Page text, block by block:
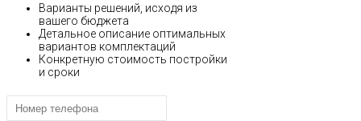
Варианты решений, исходя из
вашего бюджета
Детальное описание оптимальных
вариантов комплектаций
Конкретную стоимость постройки
и сроки